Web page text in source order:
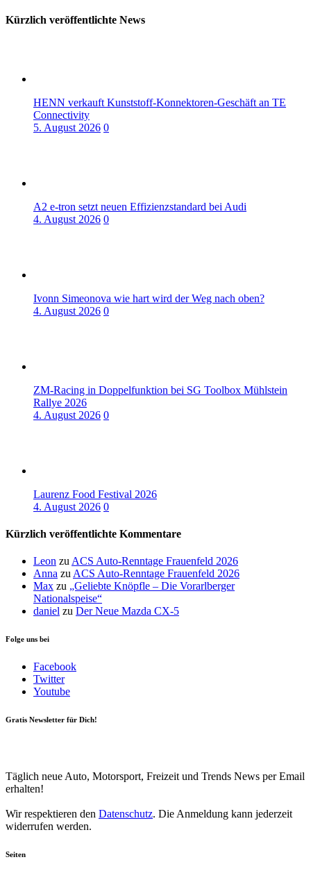
Kürzlich veröffentlichte News
HENN verkauft Kunststoff-Konnektoren-Geschäft an TE
Connectivity
5. August 2026 0
A2 e-tron setzt neuen Effizienzstandard bei Audi
4. August 2026 0
Ivonn Simeonova wie hart wird der Weg nach oben?
4. August 2026 0
ZM-Racing in Doppelfunktion bei SG Toolbox Mühlstein
Rallye 2026
4. August 2026 0
Laurenz Food Festival 2026
4. August 2026 0
Kürzlich veröffentlichte Kommentare
Leon zuACS Auto-Renntage Frauenfeld 2026
Anna zuACS Auto-Renntage Frauenfeld 2026
Max zu „Geliebte Knöpfle – Die Vorarlberger
Nationalspeise“
daniel zu Der Neue Mazda CX-5
Folge uns bei
Facebook
Twitter
Youtube
Gratis Newsletter für Dich!
Täglich neue Auto, Motorsport, Freizeit und Trends News per Email
erhalten!
Wir respektieren den Datenschutz. Die Anmeldung kann jederzeit
widerrufen werden.
Seiten